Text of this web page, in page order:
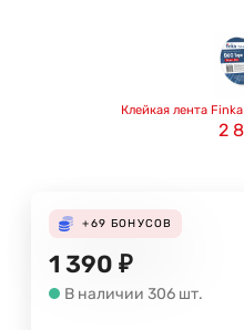
Клейкая лента
2
+69 БОНУСОВ
1 390 ₽
В наличии 306 шт.